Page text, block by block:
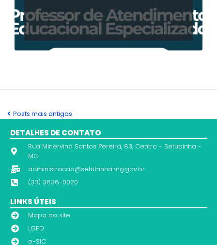
Posts mais antigos
DETALHES DE CONTATO
Rua Minervina Santos Pereira, 83, Centro - Setubinha -
MG
administracao@setubinha.mg.gov.br
(33) 3636-0020
LINKS ÚTEIS
Mapa do site
LGPD
e-SIC